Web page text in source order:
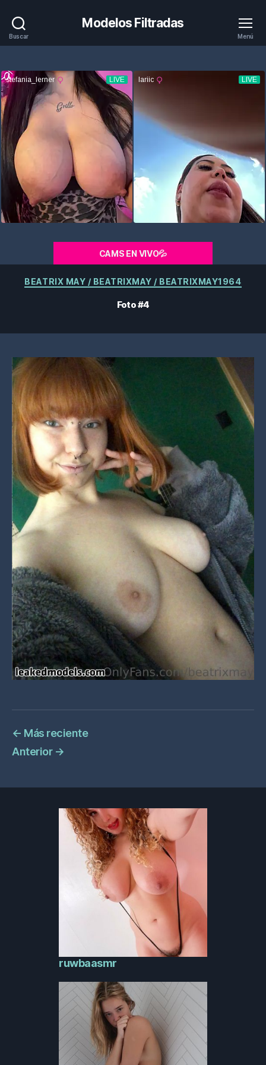
Buscar
Modelos Filtradas
Menú
CAMS EN VIVO💦
Categorías
BEATRIX MAY / BEATRIXMAY / BEATRIXMAY1964
Foto #4
← Más reciente
Anterior →
ruwbaasmr